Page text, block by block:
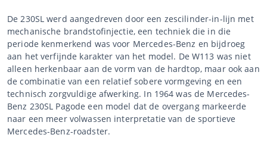
De 230SL werd aangedreven door een zescilinder-in-lijn met
mechanische brandstofinjectie, een techniek die in die
periode kenmerkend was voor Mercedes-Benz en bijdroeg
aan het verfijnde karakter van het model. De W113 was niet
alleen herkenbaar aan de vorm van de hardtop, maar ook aan
de combinatie van een relatief sobere vormgeving en een
technisch zorgvuldige afwerking. In 1964 was de Mercedes-
Benz 230SL Pagode een model dat de overgang markeerde
naar een meer volwassen interpretatie van de sportieve
Mercedes-Benz-roadster.